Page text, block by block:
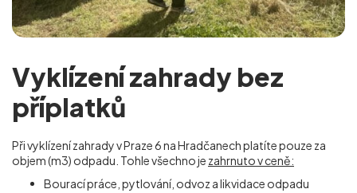
Vyklízení zahrady bez
příplatků
Při vyklízení zahrady v Praze 6 na Hradčanechplatíte pouze za
objem (m3) odpadu. Tohle všechno je zahrnuto v ceně:
Bourací práce, pytlování, odvoz a likvidace odpadu